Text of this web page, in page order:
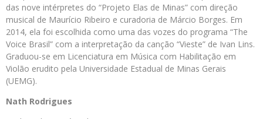
das nove intérpretes do “Projeto Elas de Minas” com direção
musical de Maurício Ribeiro e curadoria de Márcio Borges. Em
2014, ela foi escolhida como uma das vozes do programa “The
Voice Brasil” com a interpretação da canção “Vieste” de Ivan Lins.
Graduou-se em Licenciatura em Música com Habilitação em
Violão erudito pela Universidade Estadual de Minas Gerais
(UEMG).
Nath Rodrigues